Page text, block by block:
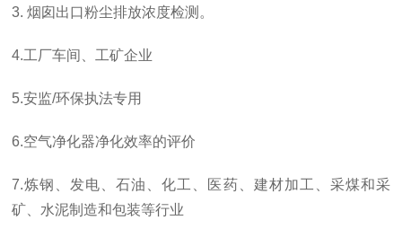
3. 烟囱出口粉尘排放浓度检测。
4.工厂车间、工矿企业
5.安监/环保执法专用
6.空气净化器净化效率的评价
7.炼钢、发电、石油、化工、医药、建材加工、采煤和采
矿、水泥制造和包装等行业